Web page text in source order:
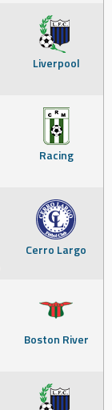
Liverpool
Racing
Cerro Largo
Boston River